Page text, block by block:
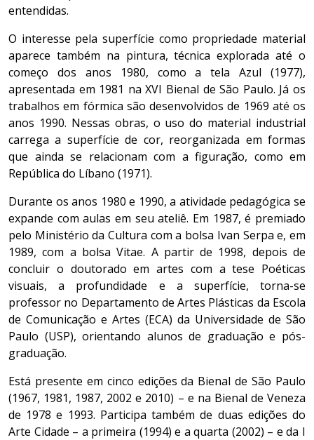
entendidas.
O interesse pela superfície como propriedade material
aparece também na pintura, técnica explorada até o
começo dos anos 1980, como a tela Azul (1977),
apresentada em 1981 na XVI Bienal de São Paulo. Já os
trabalhos em fórmica são desenvolvidos de 1969 até os
anos 1990. Nessas obras, o uso do material industrial
carrega a superfície de cor, reorganizada em formas
que ainda se relacionam com a figuração, como em
República do Líbano (1971).
Durante os anos 1980 e 1990, a atividade pedagógica se
expande com aulas em seu ateliê. Em 1987, é premiado
pelo Ministério da Cultura com a bolsa Ivan Serpa e, em
1989, com a bolsa Vitae. A partir de 1998, depois de
concluir o doutorado em artes com a tese Poéticas
visuais, a profundidade e a superfície, torna-se
professor no Departamento de Artes Plásticas da Escola
de Comunicação e Artes (ECA) da Universidade de São
Paulo (USP), orientando alunos de graduação e pós-
graduação.
Está presente em cinco edições da Bienal de São Paulo
(1967, 1981, 1987, 2002 e 2010) – e na Bienal de Veneza
de 1978 e 1993. Participa também de duas edições do
Arte Cidade – a primeira (1994) e a quarta (2002) – e da I